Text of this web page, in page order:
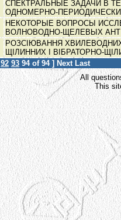
СПЕКТРАЛЬНЫЕ ЗАДАЧИ В
ОДНОМЕРНО-
НЕКОТОРЫЕ ВОПРОСЫ
ВОЛНОВОДНО-ЩЕЛЕВЫХ
РОЗСІЮВАННЯ
ЩІЛИННИХ І ВІБРАТОРНО-
92 93 94of 94 ] Next Last
All
This